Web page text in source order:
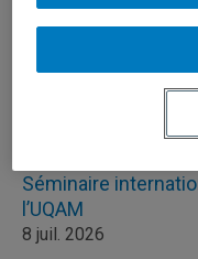
23 juil. 2026
Séminaire
l’UQAM
8 juil. 2026